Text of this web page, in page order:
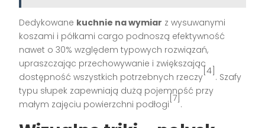
Dedykowane kuchnie na wymiar z wysuwanymi
koszami i półkami cargo podnoszą efektywność
nawet o 30% względem typowych rozwiązań,
upraszczając przechowywanie i zwiększając
dostępność wszystkich potrzebnych rzeczy
[4]
. Szafy
typu słupek zapewniają dużą pojemność przy
małym zajęciu powierzchni podłogi
[7]
.